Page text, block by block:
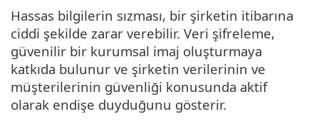
Hassas bilgilerin sızması, bir şirketin itibarına
ciddi şekilde zarar verebilir. Veri şifreleme,
güvenilir bir kurumsal imaj oluşturmaya
katkıda bulunur ve şirketin verilerinin ve
müşterilerinin güvenliği konusunda aktif
olarak endişe duyduğunu gösterir.